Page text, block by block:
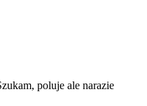
poluje ale narazie